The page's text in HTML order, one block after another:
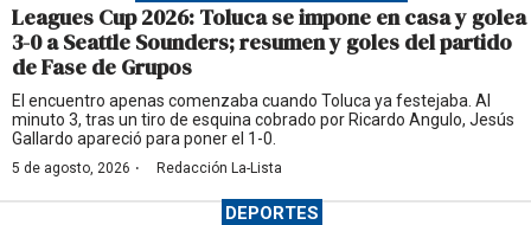
Leagues Cup 2026: Toluca se impone en casa y golea
3-0 a Seattle Sounders; resumen y goles del partido
de Fase de Grupos
El encuentro apenas comenzaba cuando Toluca ya festejaba. Al
minuto 3, tras un tiro de esquina cobrado por Ricardo Angulo, Jesús
Gallardo apareció para poner el 1-0.
5 de agosto, 2026 · Redacción La-Lista
DEPORTES